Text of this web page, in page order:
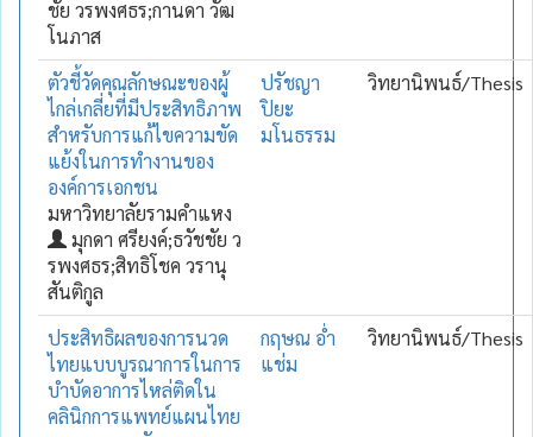
ชัย วรพงศธร;กานดา วัฒ
โนภาส
ตัวชี้วัดคุณลักษณะของผู้
ไกล่เกลี่ยที่มีประสิทธิภาพ
สำหรับการแก้ไขความขัด
แย้งในการทำงานของ
องค์การเอกชน
มหาวิทยาลัยรามคำแหง
มุกดา ศรียงค์;ธวัชชัย ว
รพงศธร;สิทธิโชค วรานุ
สันติกูล
ปรัชญา
ปิยะ
มโนธรรม
วิทยานิพนธ์/Thesis
ประสิทธิผลของการนวด
ไทยแบบบูรณาการในการ
บำบัดอาการไหล่ติดใน
คลินิกการแพทย์แผนไทย
กฤษณ อ่ำ
แช่ม
วิทยานิพนธ์/Thesis